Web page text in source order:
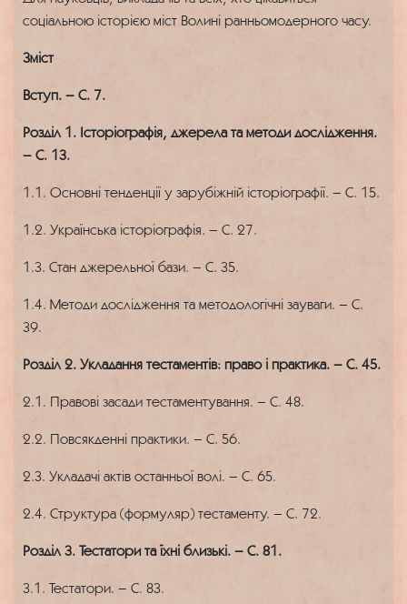
соціальною історією міст Волині ранньомодерного часу.
Зміст
Вступ. – С. 7.
Розділ 1. Історіографія, джерела та методи дослідження.
– С. 13.
1.1. Основні тенденції у зарубіжній історіографії. – С. 15.
1.2. Українська історіографія. – С. 27.
1.3. Стан джерельної бази. – С. 35.
1.4. Методи дослідження та методологічні зауваги. – С.
39.
Розділ 2. Укладання тестаментів: право і практика. – С. 45.
2.1. Правові засади тестаментування. – С. 48.
2.2. Повсякденні практики. – С. 56.
2.3. Укладачі актів останньої волі. – С. 65.
2.4. Структура (формуляр) тестаменту. – С. 72.
Розділ 3. Тестатори та їхні близькі. – С. 81.
3.1. Тестатори. – С. 83.